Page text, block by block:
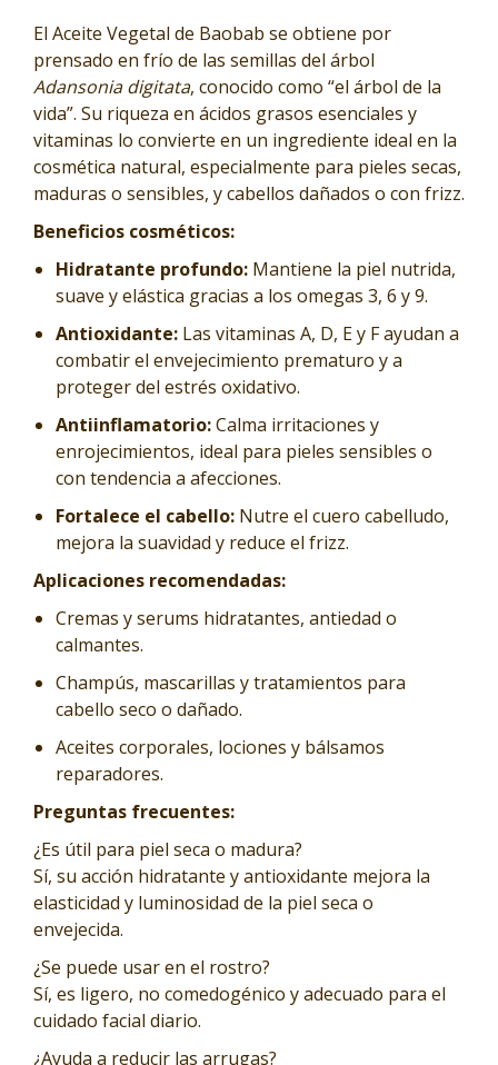
El Aceite Vegetal de Baobab se obtiene por
prensado en frío de las semillas del árbol
Adansonia digitata, conocido como “el árbol de la
vida”. Su riqueza en ácidos grasos esenciales y
vitaminas lo convierte en un ingrediente ideal en la
cosmética natural, especialmente para pieles secas,
maduras o sensibles, y cabellos dañados o con frizz.
Beneficios cosméticos:
Hidratante profundo: Mantiene la piel nutrida,
suave y elástica gracias a los omegas 3, 6 y 9.
Antioxidante: Las vitaminas A, D, E y F ayudan a
combatir el envejecimiento prematuro y a
proteger del estrés oxidativo.
Antiinflamatorio:Calma irritaciones y
enrojecimientos, ideal para pieles sensibles o
con tendencia a afecciones.
Fortalece el cabello: Nutre el cuero cabelludo,
mejora la suavidad y reduce el frizz.
Aplicaciones recomendadas:
Cremas y serums hidratantes, antiedad o
calmantes.
Champús, mascarillas y tratamientos para
cabello seco o dañado.
Aceites corporales, lociones y bálsamos
reparadores.
Preguntas frecuentes:
¿Es útil para piel seca o madura?
Sí, su acción hidratante y antioxidante mejora la
elasticidad y luminosidad de la piel seca o
envejecida.
¿Se puede usar en el rostro?
Sí, es ligero, no comedogénico y adecuado para el
cuidado facial diario.
¿Ayuda a reducir las arrugas?